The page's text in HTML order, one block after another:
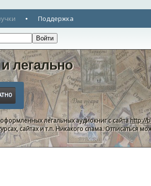
Поддержка
легально
легальных аудиокниг с сайтаhttp://
сайтах и т.п. Никакого спама. Отписаться